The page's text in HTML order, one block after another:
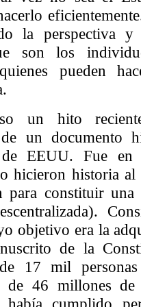
la perspectiva
son los
pueden
un hito
de un documento
de EEUU. Fue en
hicieron historia
para constituir
objetivo era la
de la
17 mil
de 46 millones